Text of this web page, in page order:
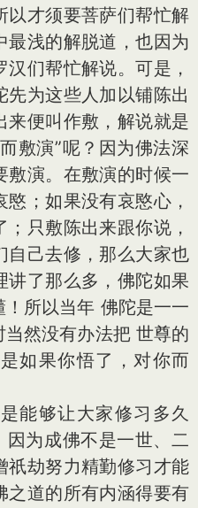
以才须要菩萨们帮忙解
最浅的解脱道，也因为
们帮忙解说。可是，
为这些人加以铺陈出
来便叫作敷，解说就是
敷演”呢？因为佛法深
敷演。在敷演的时候一
；如果没有哀愍心，
只敷陈出来跟你说，
自己去修，那么大家也
讲了那么多，佛陀如果
所以当年 佛陀是一一
然没有办法把 世尊的
如果你悟了，对你而
能够让大家修习多久
因为成佛不是一世、二
祇劫努力精勤修习才能
之道的所有内涵得要有